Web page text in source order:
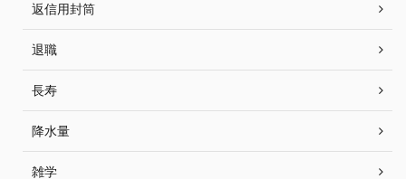
返信用封筒
退職
長寿
降水量
雑学